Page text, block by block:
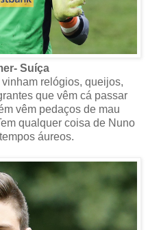
Suíça
relógios, queijos,
que vêm cá passar
vêm pedaços de mau
qualquer coisa de Nuno
áureos.